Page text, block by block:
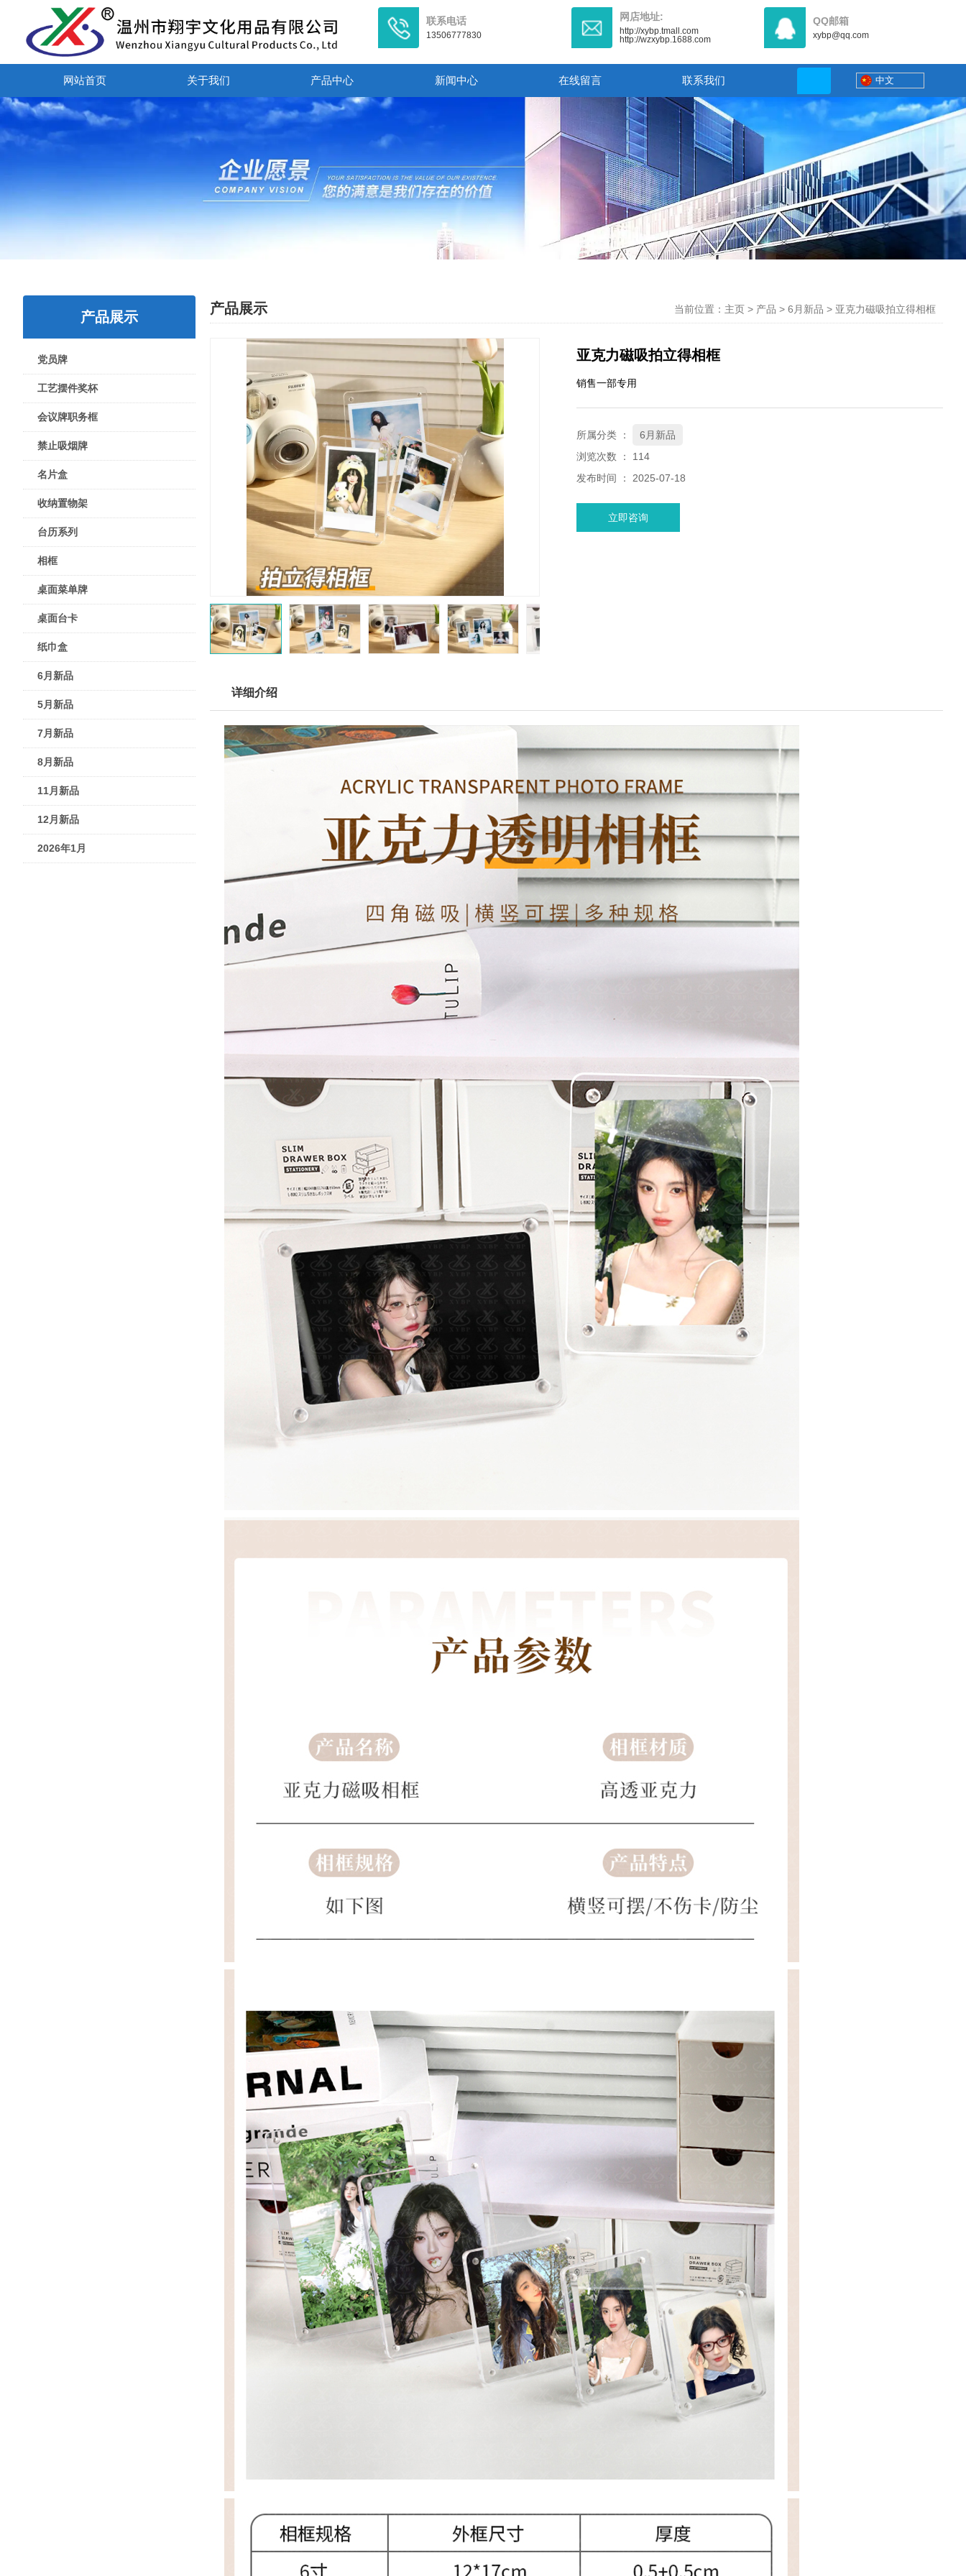
联系电话
13506777830
网店地址:
http://xybp.tmall.com
http://wzxybp.1688.com
QQ邮箱
xybp@qq.com
网站首页 关于我们 产品中心 新闻中心 在线留言 联系我们 中文
产品展示
党员牌
工艺摆件奖杯
会议牌职务框
禁止吸烟牌
名片盒
收纳置物架
台历系列
相框
桌面菜单牌
桌面台卡
纸巾盒
6月新品
5月新品
7月新品
8月新品
11月新品
12月新品
2026年1月
产品展示 当前位置：主页 > 产品 > 6月新品 > 亚克力磁吸拍立得相框
亚克力磁吸拍立得相框
销售一部专用
所属分类 ：
6月新品
浏览次数 ： 114
发布时间 ： 2025-07-18
立即咨询
详细介绍